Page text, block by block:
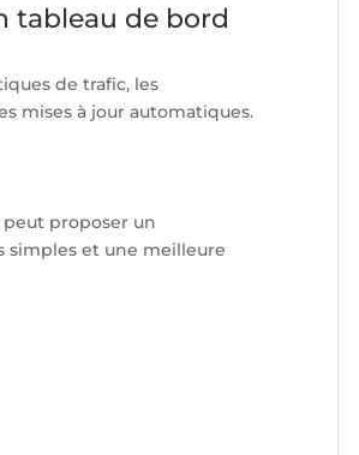
tableau de bord
de trafic, les
mises à jour automatiques.
proposer un
simples et une meilleure